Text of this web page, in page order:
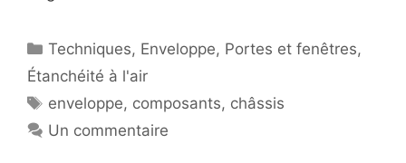
Catégories
Techniques, Enveloppe, Portes et fenêtres,
Étanchéité à l'air
Étiquettes
enveloppe, composants, châssis
Un commentaire